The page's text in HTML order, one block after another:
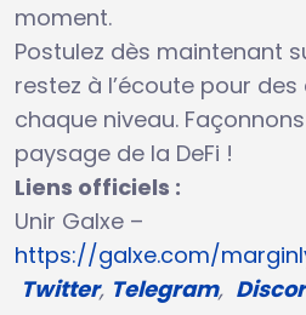
moment.
Postulez dès maintenant
restez à l’écoute pour
chaque niveau.
paysage de la DeFi !
Liens officiels :
Unir Galxe –
https://galxe.com/
Twitter, Telegram,